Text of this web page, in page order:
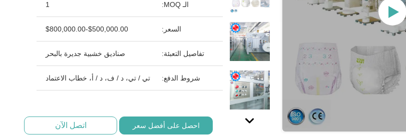
الـ MOQ: 1
السعر: $500,000.00-$800,000.00
تفاصيل التعبئة: صناديق خشبية جديرة بالبحر
شروط الدفع: تي / تي، د / ف، د / أ، خطاب الاعتماد
احصل على أفضل سعر اتصل الآن